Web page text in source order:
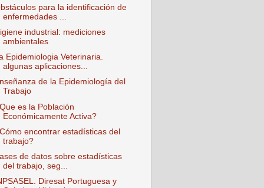
para la identificación de
enfermedades ...
industrial: mediciones
ambientales
Epidemiologia Veterinaria.
algunas aplicaciones...
de la Epidemiología del
Trabajo
es la Población
Económicamente Activa?
encontrar estadísticas del
trabajo?
de datos sobre estadísticas
del trabajo, seg...
Diresat Portuguesa y